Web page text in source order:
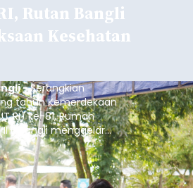
Rutan Bangli
Kesehatan
-Serangkian
tahun Kemerdekaan
RI) ke-81, Rumah
B Bangli menggelar
gratis, Rabu